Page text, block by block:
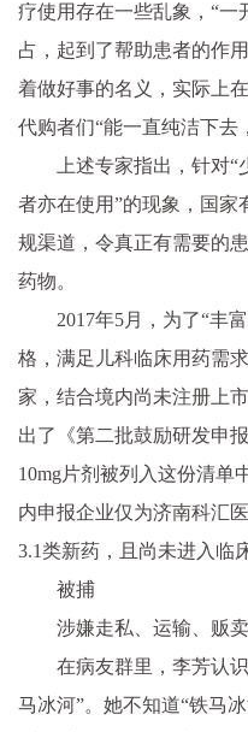
疗使用存在一些乱象，“一
占，起到了帮助患者的作
着做好事的名义，实际上
代购者们“能一直纯洁下去
上述专家指出，针对
者亦在使用”的现象， 国家
规渠道，令真正有需要的
药物。
2017年5月，为了“丰
格，满足儿科临床用药需
家，结合境内尚未注册上
出了《第二批鼓励研发申
10mg片剂被列入这份清单
内申报企业仅为济南科汇
3.1类新药，且尚未进入临
被捕
涉嫌走私、运输、贩
在病友群里，李芳认
马冰河”。她不知道“铁马